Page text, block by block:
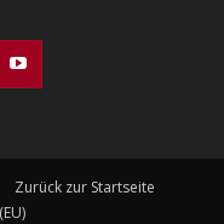
Zurück zur Startseite